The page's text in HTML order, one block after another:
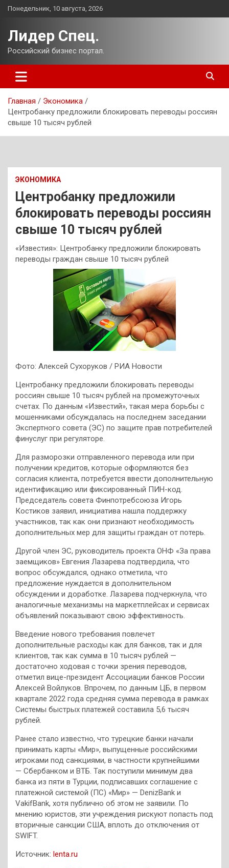
Перейти
Понедельник, 10 августа, 2026
Лидер Спец.
Российский бизнес портал.
Главная
Экономика
Центробанку предложили блокировать переводы россиян
свыше 10 тысяч рублей
ЭКОНОМИКА
Центробанку предложили
блокировать переводы россиян
свыше 10 тысяч рублей
«Известия»: Центробанку предложили блокировать
переводы граждан свыше 10 тысяч рублей
Фото: Алексей Сухоруков / РИА Новости
Центробанку предложили блокировать переводы
россиян свыше 10 тысяч рублей на промежуточных
счетах. По данным «Известий», такая мера борьбы с
мошенниками обсуждалась на последнем заседании
Экспертного совета (ЭС) по защите прав потребителей
финуслуг при регуляторе.
Для разморозки отправленного перевода или при
получении кредитов, которые оформляются без
согласия клиента, потребуется ввести дополнительную
идентификацию или фиксированный ПИН-код.
Председатель совета Финпотребсоюза Игорь
Костиков заявил, инициатива нашла поддержку
участников, так как они признают необходимость
дополнительных мер для защиты граждан от потерь.
Другой член ЭС, руководитель проекта ОНФ «За права
заемщиков» Евгения Лазарева подтвердила, что
вопрос обсуждался, однако отметила, что
предложение нуждается в дополнительном
обсуждении и доработке. Лазарева подчеркнула, что
аналогичные механизмы на маркетплейсах и сервисах
объявлений показывают свою эффективность.
Введение нового требования повлечет
дополнительные расходы как для банков, так и для
клиентов, так как сумма в 10 тысяч рублей —
достаточно ходовая с точки зрения переводов,
отметил вице-президент Ассоциации банков России
Алексей Войлуков. Впрочем, по данным ЦБ, в первом
квартале 2022 года средняя сумма перевода в рамках
Системы быстрых платежей составила 5,6 тысяч
рублей.
Ранее стало известно, что турецкие банки начали
принимать карты «Мир», выпущенные российскими
игроками под санкциями, в частности крупнейшими
— Сбербанком и ВТБ. Так поступили минимум два
банка из пяти в Турции, подписавших соглашение с
платежной системой (ПС) «Мир» — DenizBank и
VakifBank, хотя публично об этом не заявили. По
мнению юристов, эти учреждения рискуют попасть под
вторичные санкции США, вплоть до отключения от
SWIFT.
Источник: lenta.ru